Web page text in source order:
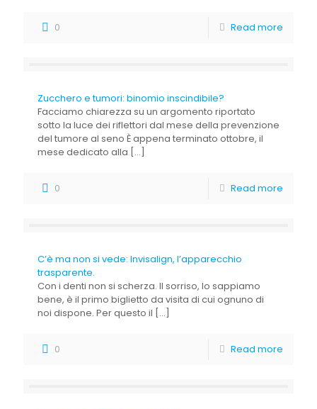
0 Read more
Zucchero e tumori: binomio inscindibile?
Facciamo chiarezza su un argomento riportato
sotto la luce dei riflettori dal mese della prevenzione
del tumore al seno È appena terminato ottobre, il
mese dedicato alla […]
0 Read more
C’è ma non si vede: Invisalign, l’apparecchio
trasparente.
Con i denti non si scherza. Il sorriso, lo sappiamo
bene, è il primo biglietto da visita di cui ognuno di
noi dispone. Per questo il […]
0 Read more